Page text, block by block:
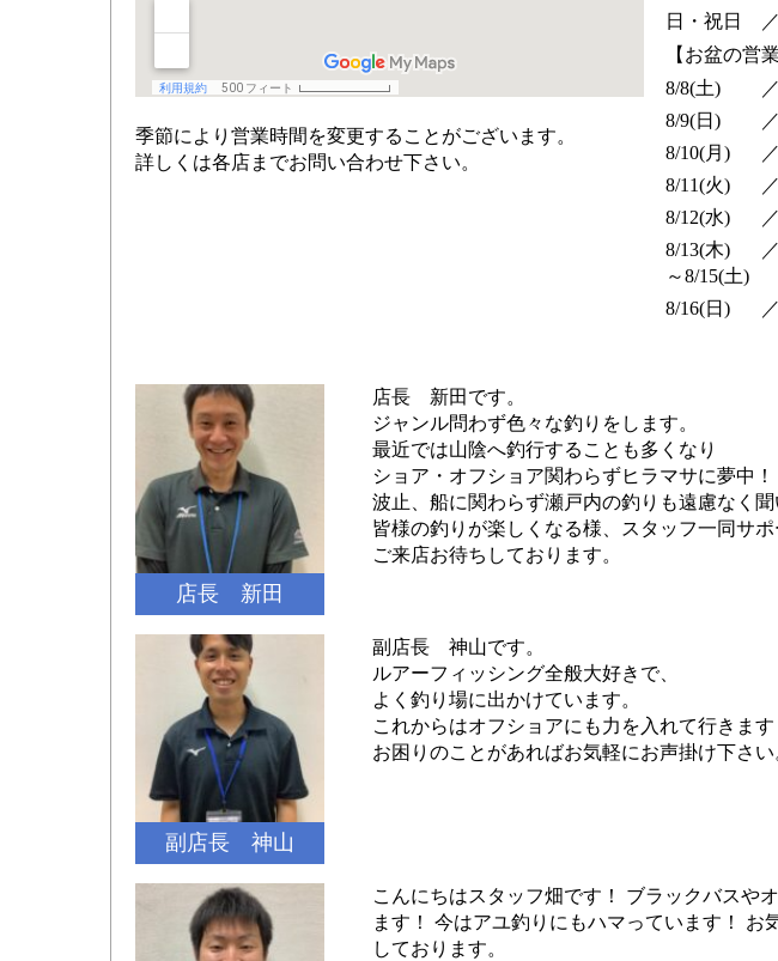
季節により営業時間を変更することがございます。
詳しくは各店までお問い合わせ下さい。
日・祝日
【お盆の営
8/8(土)
8/9(日)
8/10(月)
／
8/11(火)
8/12(水)
／
8/13(木)
～8/15(土)
8/16(日)
店長 新田
店長 新田です。
ジャンル問わず色々な釣りをします。
最近では山陰へ釣行することも多くなり
ショア・オフショア関わらずヒラマサに夢中！
波止、船に関わらず瀬戸内の釣りも遠慮なく聞
皆様の釣りが楽しくなる様、スタッフ一同サポ
ご来店お待ちしております。
副店長 神山
副店長 神山です。
ルアーフィッシング全般大好きで、
よく釣り場に出かけています。
これからはオフショアにも力を入れて行きます
お困りのことがあればお気軽にお声掛け下さい
こんにちはスタッフ畑です！ ブラックバスや
ます！ 今はアユ釣りにもハマっています！ お
しております。